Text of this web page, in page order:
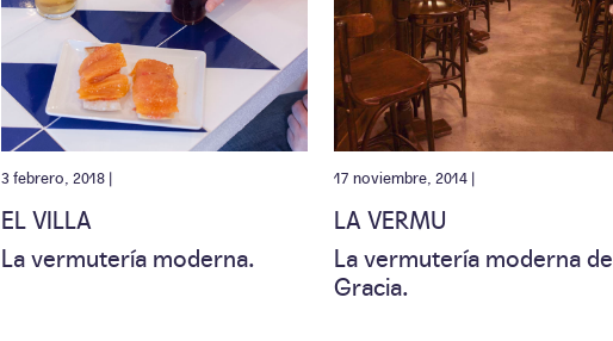
3 febrero, 2018 |
EL VILLA
La vermutería moderna.
17 noviembre, 2014 |
LA VERMU
La vermutería moderna de
Gracia.